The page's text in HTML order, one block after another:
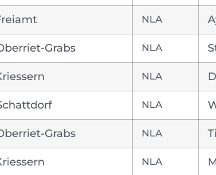
NLA
Grabs NLA
NLA
NLA
Grabs NLA
NLA